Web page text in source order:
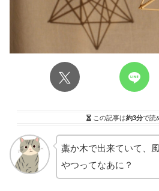
この記事は約3分で読
藁か木で出来ていて、
やつってなあに？